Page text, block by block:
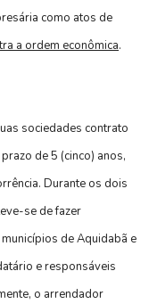
como atos de
a ordem econômica.
sociedades contrato
de 5 (cinco) anos,
Durante os dois
se de fazer
de Aquidabã e
e responsáveis
o arrendador